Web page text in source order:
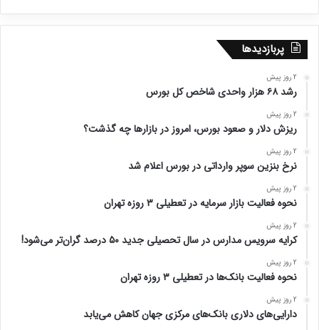
پربازدیدها
2 روز پیش
رشد ۶۸ هزار واحدی شاخص کل بورس
2 روز پیش
ریزش دلار و صعود بورس، امروز در بازارها چه گذشت؟
2 روز پیش
نرخ بنزین سوپر وارداتی در بورس اعلام شد
2 روز پیش
نحوه فعالیت بازار سرمایه در تعطیلی ۳ روزه تهران
2 روز پیش
کرایه سرویس مدارس در سال تحصیلی جدید ۵۰ درصد گران‌تر می‌شود!
2 روز پیش
نحوه فعالیت بانک‌ها در تعطیلی ۳ روزه تهران
2 روز پیش
دارایی‌های دلاری بانک‌های مرکزی جهان کاهش می‌یابد